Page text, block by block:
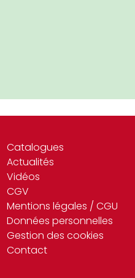
Catalogues
Actualités
Vidéos
CGV
Mentions légales / CGU
Données personnelles
Gestion des cookies
Contact